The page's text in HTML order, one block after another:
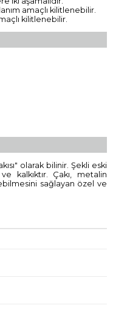
amaçlı kilitlenebilir.
kilitlenebilir.
olarak bilinir. Şekli eski
kalkıktır. Çakı, metalin
sağlayan özel ve